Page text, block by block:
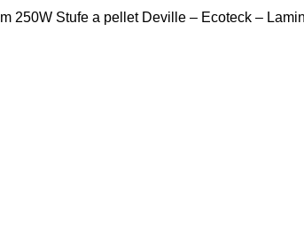
250W Stufe a pellet Deville – Ecoteck –